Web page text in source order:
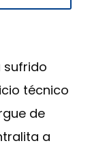
sufrido
técnico
de
a